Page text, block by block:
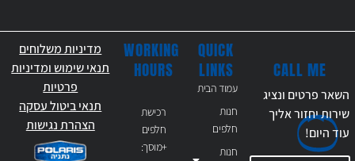
QUICK
LINKS
עמוד הבית
חנות
חלפים
חנות
WORKING
HOURS
רכישת
חלפים
+מוסך:
CALL ME
השאר פרטים ונציג
שירות יחזור אליך
עודהיום!
מדיניות משלוחים
תנאי שימוש ומדיניות
פרטיות
תנאי ביטול עסקה
הצהרת נגישות